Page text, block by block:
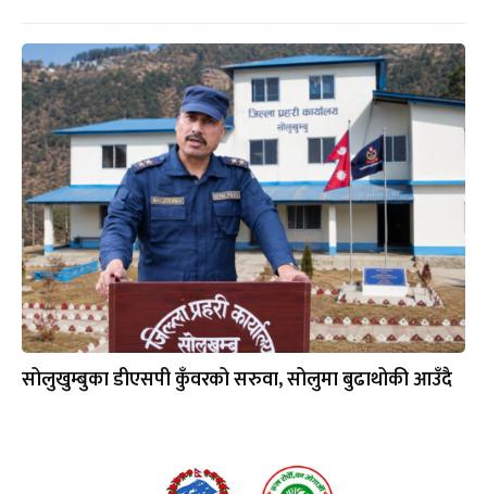
सोलुखुम्बुका डीएसपी कुँवरको सरुवा, सोलुमा बुढाथोकी आउँदै